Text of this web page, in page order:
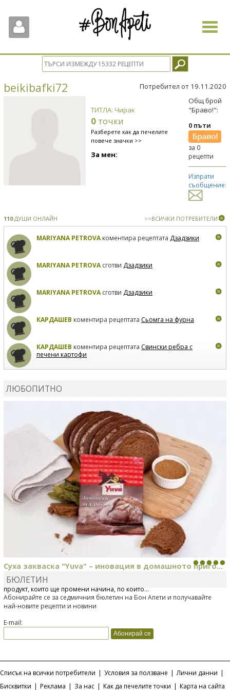
Toggle
beikibafki72 Потребител от 19.11.2020
ТИТЛА: Чирак
0 точки
Разберете как да печелите
повече значки >>
За мен:
Общ брой
"Браво!":
0 пъти
за 0
рецепти
Изпрати
съобщение:
110ДУШИ ОНЛАЙН >>ВСИЧКИ ПОТРЕБИТЕЛИ
MARIYANA PETROVAкоментира рецептата Дзадзики
MARIYANA PETROVAсготви Дзадзики
MARIYANA PETROVAсготви Дзадзики
КАРДАШЕВ коментира рецептата Сьомга на фурна
КАРДАШЕВ коментира рецептата Свински ребра с
печени картофи
ЛЮБОПИТНО
Суха закваска "Yuva" – иновация в домашното приго...
Отскоро Лесафр България стартира предлагането на изцяло нов
продукт, който ще промени начина, по който...
БЮЛЕТИН
Абонирайте се за седмичния бюлетин на Бон Апети и получавайте
най-новите рецепти и новини
E-mail:
Списък на всички потребители | Условия за ползване | Лични данни |
Бисквитки | Реклама | За нас | Как да печелите точки | Карта на сайта